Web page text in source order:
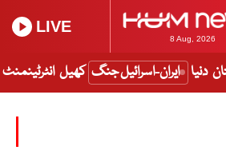
8 Aug, 2026
LIVE
دنیا ایران-اسرائیل جنگ کھیل انٹرٹینمنٹ